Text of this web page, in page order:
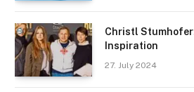
Christl
Inspiration
27. July 2024